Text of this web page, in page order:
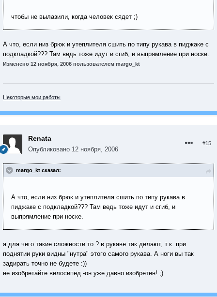
чтобы не вылазили, когда человек сядет ;)
А что, если низ брюк и утеплителя сшить по типу рукава в пиджаке с
подкладкой??? Там ведь тоже идут и сгиб, и выпрямление при носке.
Изменено 12 ноября, 2006 пользователем margo_kt
Некоторые мои работы
Renata
Опубликовано 12 ноября, 2006
#15
margo_kt сказал:
А что, если низ брюк и утеплителя сшить по типу рукава в
пиджаке с подкладкой??? Там ведь тоже идут и сгиб, и
выпрямление при носке.
а для чего такие сложности то ? в рукаве так делают, т.к. при
поднятии руки видны "нутра" этого самого рукава. А ноги вы так
задирать точно не будете :))
не изобретайте велосипед -он уже давно изобретен! ;)